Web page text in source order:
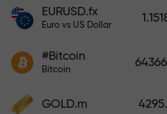
bono mil veces mayor
depósito, mayor
EURUSD.fx
Euro vs US Dollar
#Bitcoin
Bitcoin
GOLD.m